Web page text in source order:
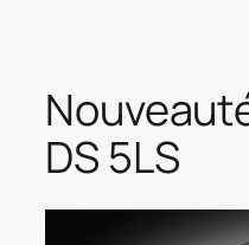
DS 5LS